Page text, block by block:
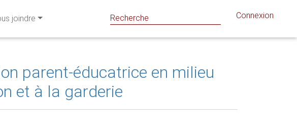
joindre Connexion
parent-éducatrice en milieu
et à la garderie